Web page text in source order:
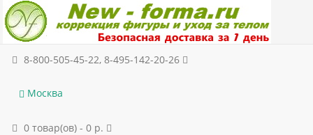
8-800-505-45-22, 8-495-142-20-26
Москва
0 товар(ов) - 0 р.